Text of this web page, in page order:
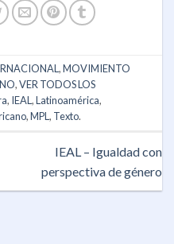
,MOVIMIENTO
,VER TODOS LOS
, IEAL,Latinoamérica,
,MPL, Texto.
IEAL – Igualdad con
perspectiva de género